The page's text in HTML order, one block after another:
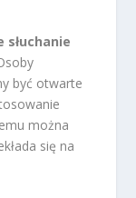
słuchanie
być otwarte
można
się na